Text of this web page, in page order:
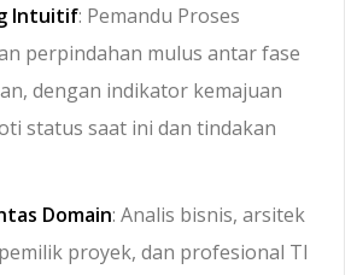
Intuitif: Pemandu Proses
perpindahan mulus antar fase
dengan indikator kemajuan
status saat ini dan tindakan
Domain: Analis bisnis, arsitek
proyek, dan profesional TI